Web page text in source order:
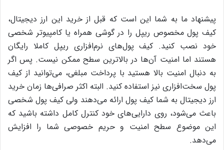
پیشنهاد ما به شما این است که قبل از خرید این ارز دیجیتال،
کیف پول مخصوص ریپل را در گوشی همراه یا کامپیوتر شخصی
خود نصب کنید. کیف پول‌های نرم‌افزاری ریپل کاملا رایگان
هستند اما امنیت آن‌ها در بالاترین سطح ممکن نیست. پس اگر
به دنبال امنیت بالا هستید با پرداخت مبلغی، می‌توانید از کیف
پول سخت‌افزاری نیز استفاده کنید. البته اکثر صرافی‌ها زمان خرید
ارز دیجیتال به شما کیف پول ارائه می‌دهند ولی کیف پول شخصی
باعث می‌شود، روی دارایی‌های خود کنترل کامل داشته باشید که
این موضوع سطح امنیت و حریم خصوصی شما را افزایش
می‌دهد.